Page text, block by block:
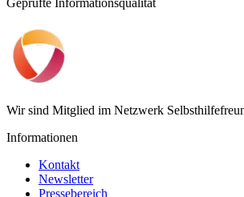
Geprüfte Informationsqualität
Wir sind Mitglied im Netzwerk
Informationen
Kontakt
Newsletter
Pressebereich